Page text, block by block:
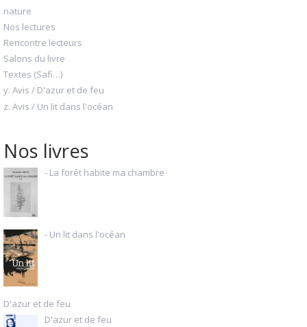
nature
Nos lectures
Rencontre lecteurs
Salons du livre
Textes (Safi…)
y. Avis / D'azur et de feu
z. Avis / Un lit dans l'océan
Nos livres
- La forêt habite ma chambre
- Un lit dans l'océan
D'azur et de feu
D'azur et de feu